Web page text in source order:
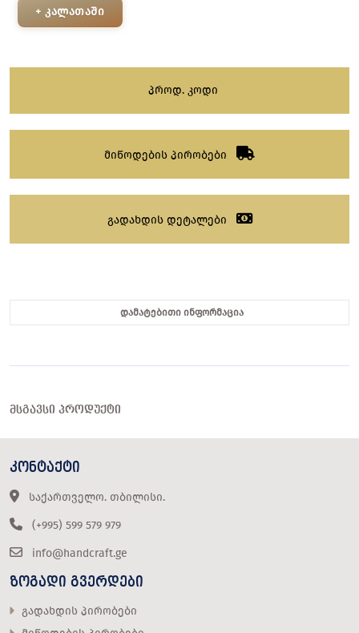
+ კალათაში
პროდ. კოდი
მიწოდების პირობები
გადახდის დეტალები
დამატებითი ინფორმაცია
ᲛᲡᲒᲐᲕᲡᲘ ᲞᲠᲝᲓᲣᲥᲢᲘ
ᲙᲝᲜᲢᲐᲥᲢᲘ
საქართველო. თბილისი.
(+995) 599 579 979
info@handcraft.ge
ᲖᲝᲒᲐᲓᲘ ᲒᲕᲔᲠᲓᲔᲑᲘ
გადახდის პირობები